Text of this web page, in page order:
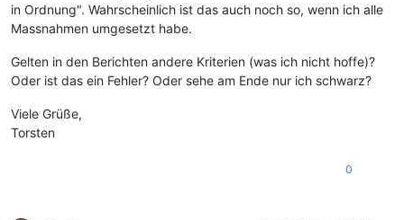
in Ordnung". Wahrscheinlich ist das auch noch so, wenn ich alle
Massnahmen umgesetzt habe.
Gelten in den Berichten andere Kriterien (was ich nicht hoffe)?
Oder ist das ein Fehler? Oder sehe am Ende nur ich schwarz?
Viele Grüße,
Torsten
0